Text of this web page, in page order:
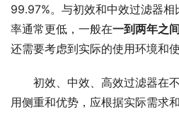
99.97%。与初效和中效过滤器
率通常更低，一般在一到两年之间
还需要考虑到实际的使用环境和使
初效、中效、高效过滤器在
用侧重和优势，应根据实际需求